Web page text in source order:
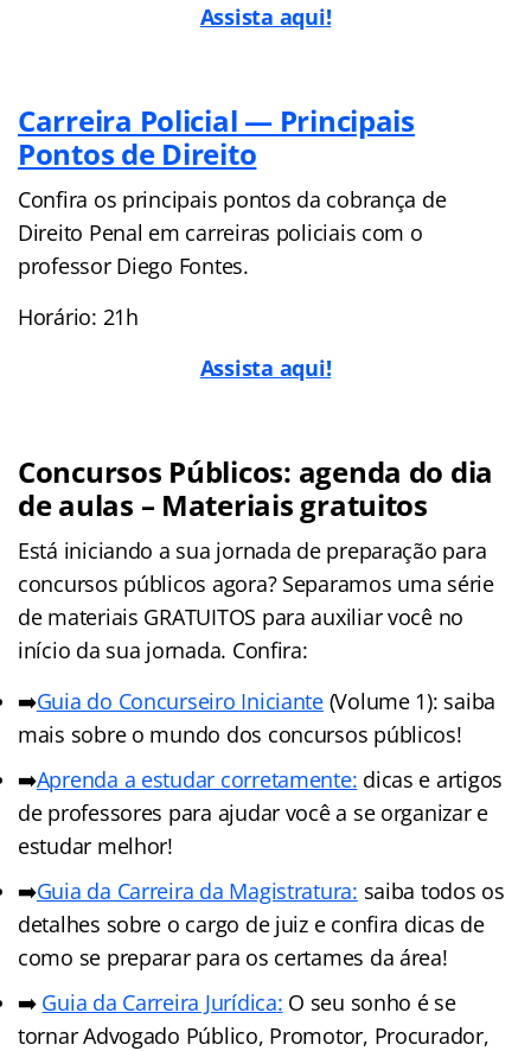
Assista aqui!
Carreira Policial — Principais
Pontos de Direito
Confira os principais pontos da cobrança de
Direito Penal em carreiras policiais com o
professor Diego Fontes.
Horário: 21h
Assista aqui!
Concursos Públicos: agenda do dia
de aulas – Materiais gratuitos
Está iniciando a sua jornada de preparação para
concursos públicos agora? Separamos uma série
de materiais GRATUITOS para auxiliar você no
início da sua jornada. Confira:
➡️Guia do Concurseiro Iniciante(Volume 1): saiba
mais sobre o mundo dos concursos públicos!
➡️Aprenda a estudar corretamente: dicas e artigos
de professores para ajudar você a se organizar e
estudar melhor!
➡️Guia da Carreira da Magistratura: saiba todos os
detalhes sobre o cargo de juiz e confira dicas de
como se preparar para os certames da área!
➡️ Guia da Carreira Jurídica: O seu sonho é se
tornar Advogado Público, Promotor, Procurador,